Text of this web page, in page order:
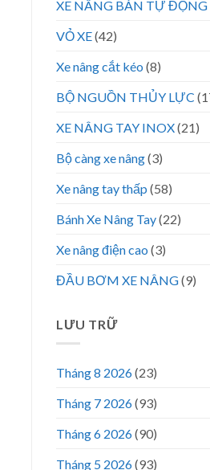
XE NÂNG BÁN TỰ ĐỘNG
VỎ XE(42)
Xe nâng cắt kéo (8)
BỘ NGUỒN THỦY LỰC
XE NÂNG TAY INOX(21)
Bộ càng xe nâng(3)
Xe nâng tay thấp (58)
Bánh Xe Nâng Tay(22)
Xe nâng điện cao (3)
ĐẦU BƠM XE NÂNG(9)
LƯU TRỮ
Tháng 8 2026(23)
Tháng 7 2026(93)
Tháng 6 2026(90)
Tháng 5 2026(93)